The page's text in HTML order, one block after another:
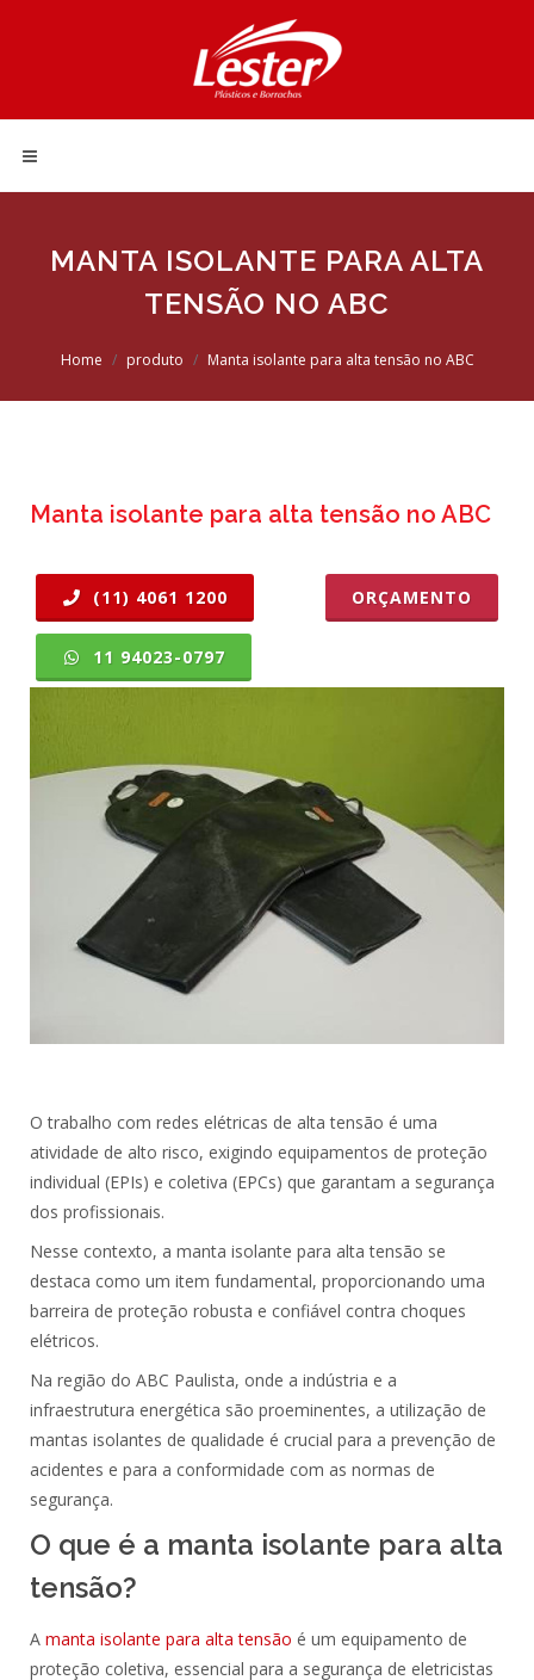
MANTA ISOLANTE PARA ALTA
TENSÃO NO ABC
Home produto Manta isolante para alta tensão no ABC
Manta isolante para alta tensão no ABC
ORÇAMENTO
(11) 4061 1200
11 94023-0797
O trabalho com redes elétricas de altatensão é uma
atividade de alto risco, exigindo equipamentos de proteção
individual (EPIs) e coletiva (EPCs) que garantam a segurança
dos profissionais.
Nesse contexto, a manta isolante para alta tensão se
destaca como um item fundamental, proporcionando uma
barreira de proteção robusta e confiável contra choques
elétricos.
Na região do ABC Paulista, onde a indústria e a
infraestrutura energética são proeminentes, a utilização de
mantas isolantes de qualidade é crucial para a prevenção de
acidentes e para a conformidade com as normas de
segurança.
O que é a manta isolante para alta
tensão?
A manta isolante para alta tensão é um equipamento de
proteção coletiva, essencial para a segurança de eletricistas